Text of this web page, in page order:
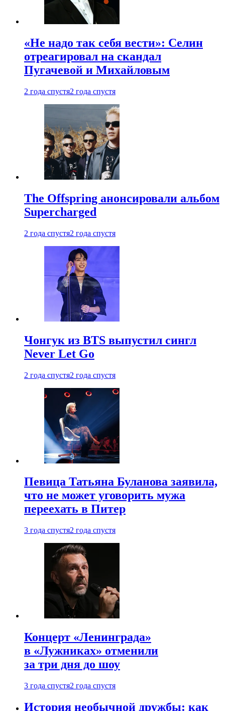
«Не надо так себя вести»: Селин
отреагировал на скандал
Пугачевой и Михайловым
2 года спустя2 года спустя
The Offspring анонсировали альбом
Supercharged
2 года спустя2 года спустя
Чонгук из BTS выпустил сингл
Never Let Go
2 года спустя2 года спустя
Певица Татьяна Буланова заявила,
что не может уговорить мужа
переехать в Питер
3 года спустя2 года спустя
Концерт «Ленинграда»
в «Лужниках» отменили
за три дня до шоу
3 года спустя2 года спустя
История необычной дружбы: как